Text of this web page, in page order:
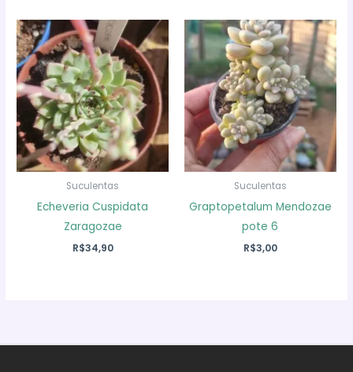
Suculentas
Echeveria Cuspidata
Zaragozae
R$34,90
Suculentas
Graptopetalum Mendozae
pote 6
R$3,00